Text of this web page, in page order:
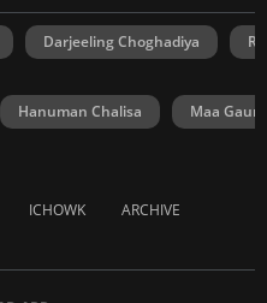
Darjeeling Choghadiya
Hanuman Chalisa Maa Gauri
ICHOWK ARCHIVE